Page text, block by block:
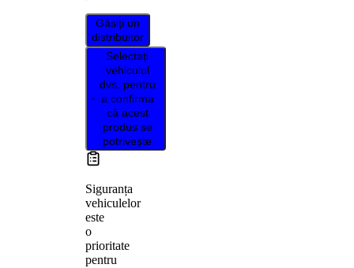
Găsiți un
distribuitor
Selectați
vehiculul
dvs. pentru
a confirma
că acest
produs se
potrivește
Siguranța
vehiculelor
este
o
prioritate
pentru